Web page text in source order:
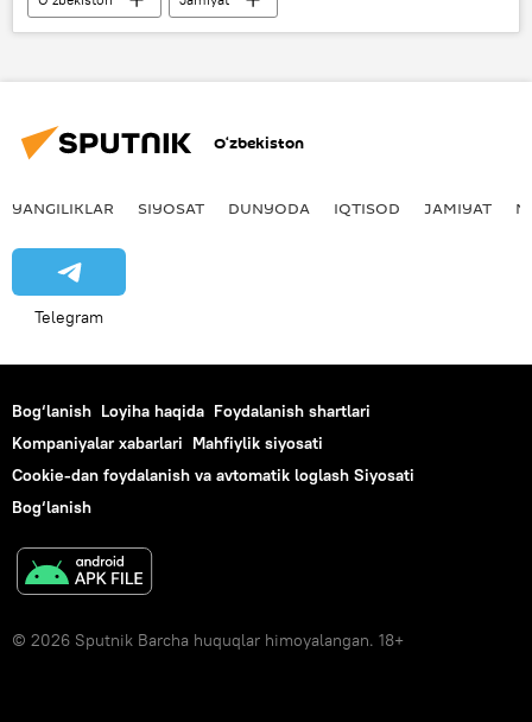
O‘zbekiston TIV
otishma
O‘zbekiston
YANGILIKLAR SIYOSAT DUNYODA IQTISOD JAMIYAT
Telegram
Bog‘lanish Loyiha haqida Foydalanish shartlari
Kompaniyalar xabarlari Mahfiylik siyosati
Cookie-dan foydalanish va avtomatik loglash Siyosati
Bog‘lanish
© 2026 Sputnik Barcha huquqlar himoyalangan. 18+